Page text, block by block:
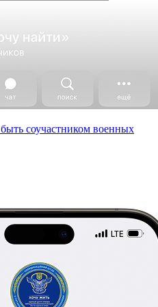
соучастником военных